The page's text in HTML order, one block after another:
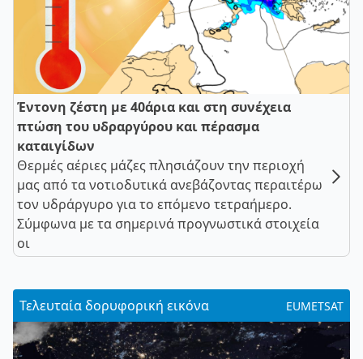
Έντονη ζέστη με 40άρια και στη συνέχεια
πτώση του υδραργύρου και πέρασμα
καταιγίδων
Θερμές αέριες μάζες πλησιάζουν την περιοχή
μας από τα νοτιοδυτικά ανεβάζοντας περαιτέρω
τον υδράργυρο για το επόμενο τετραήμερο.
Σύμφωνα με τα σημερινά προγνωστικά στοιχεία
οι
Τελευταία δορυφορική εικόνα EUMETSAT